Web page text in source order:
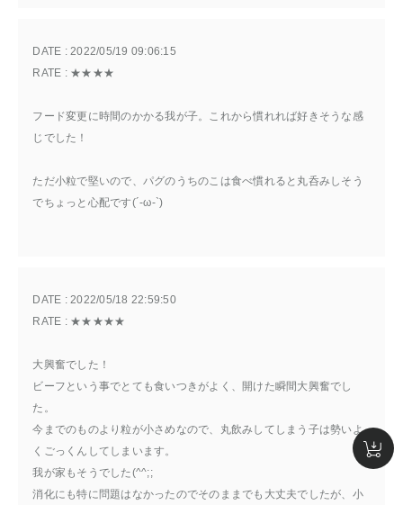
DATE : 2022/05/19 09:06:15
RATE : ★★★★
フード変更に時間のかかる我が子。これから慣れれば好きそうな感
じでした！
ただ小粒で堅いので、パグのうちのこは食べ慣れると丸呑みしそう
でちょっと心配です(´-ω-`)
大興奮でした！
DATE : 2022/05/18 22:59:50
RATE : ★★★★★
ビーフという事でとても食いつきがよく、開けた瞬間大興奮でし
た。
今までのものより粒が小さめなので、丸飲みしてしまう子は勢いよ
くごっくんしてしまいます。
我が家もそうでした(^^;;
消化にも特に問題はなかったのでそのままでも大丈夫でしたが、小